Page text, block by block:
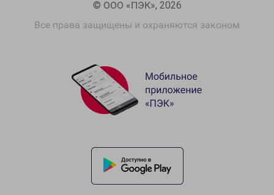
© ООО «ПЭК», 2026
Все права защищены и охраняются законом